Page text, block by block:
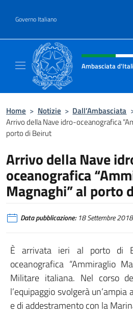
Governo Italiano
Intestazione sito,
Ambasciata
Home > Notizie > Dall’Ambasciata
Arrivo della Nave idro-oceanografica
porto di Beirut
Arrivo della Nave
oceanografica
Magnaghi” al porto
Data pubblicazione:18 Settembre 2018
È arrivata ieri al porto di
oceanografica “Ammiraglio
Militare italiana. Nel corso
l’equipaggio svolgerà
e di addestramento con la